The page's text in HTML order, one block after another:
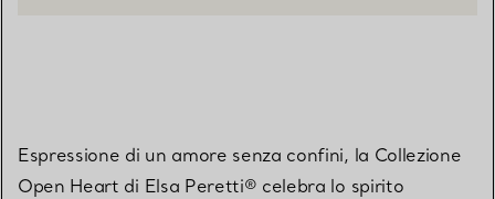
Espressione di un amore senza confini, la Collezione
Open Heart di Elsa Peretti® celebra lo spirito